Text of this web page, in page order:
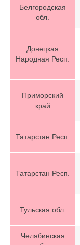
Белгородская
обл.
Донецкая
Народная Респ.
Приморский
край
Татарстан Респ.
Татарстан Респ.
Тульская обл.
Челябинская